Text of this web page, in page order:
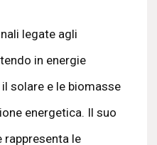
legate agli
in energie
solare e le biomasse
energetica. Il suo
rappresenta le